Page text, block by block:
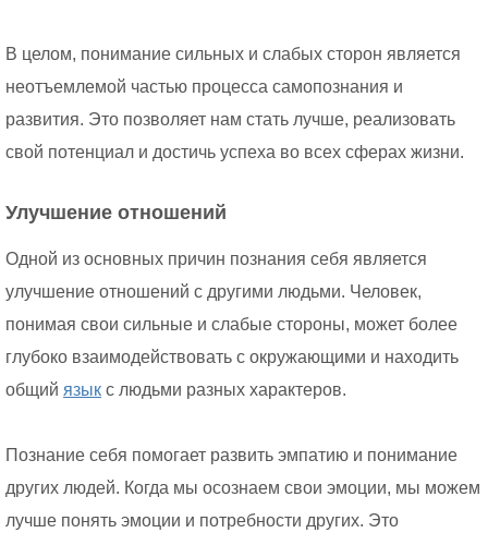
В целом, понимание сильных и слабых сторон является
неотъемлемой частью процесса самопознания и
развития. Это позволяет нам стать лучше, реализовать
свой потенциал и достичь успеха во всех сферах жизни.
Улучшение отношений
Одной из основных причин познания себя является
улучшение отношений с другими людьми. Человек,
понимая свои сильные и слабые стороны, может более
глубоко взаимодействовать с окружающими и находить
общий язык с людьми разных характеров.
Познание себя помогает развить эмпатию и понимание
других людей. Когда мы осознаем свои эмоции, мы можем
лучше понять эмоции и потребности других. Это